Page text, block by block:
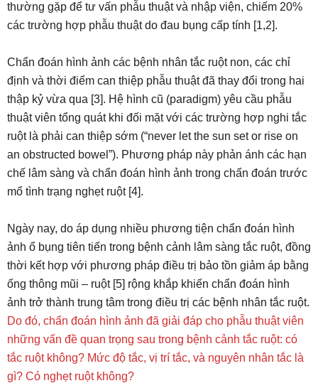
thường gặp để tư vấn phẫu thuật và nhập viện, chiếm 20%
các trường hợp phẫu thuật do đau bụng cấp tính [1,2].
Chẩn đoán hình ảnh các bệnh nhân tắc ruột non, các chỉ
định và thời điểm can thiệp phẫu thuật đã thay đổi trong hai
thập kỷ vừa qua [3]. Hệ hình cũ (paradigm) yêu cầu phẫu
thuật viên tổng quát khi đối mặt với các trường hợp nghi tắc
ruột là phải can thiệp sớm (“never let the sun set or rise on
an obstructed bowel”). Phương pháp này phản ánh các hạn
chế lâm sàng và chẩn đoán hình ảnh trong chẩn đoán trước
mổ tình trạng nghẹt ruột [4].
Ngày nay, do áp dụng nhiều phương tiện chẩn đoán hình
ảnh ổ bụng tiên tiến trong bệnh cảnh lâm sàng tắc ruột, đồng
thời kết hợp với phương pháp điều trị bảo tồn giảm áp bằng
ống thông mũi – ruột [5] rộng khắp khiến chẩn đoán hình
ảnh trở thành trung tâm trong điều trị các bệnh nhân tắc ruột.
Do đó, chẩn đoán hình ảnh đã giải đáp cho phẫu thuật viên
những vấn đề quan trọng sau trong bệnh cảnh tắc ruột: có
tắc ruột không? Mức độ tắc, vị trí tắc, và nguyên nhân tắc là
gì? Có nghẹt ruột không?